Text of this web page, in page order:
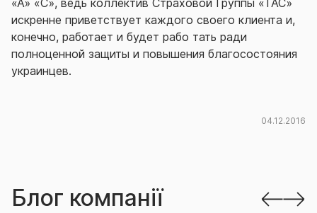
«А» «С», ведь коллектив Страховой Группы «ТАС»
искренне приветствует каждого своего клиента и,
конечно, работает и будет рабо тать ради
полноценной защиты и повышения благосостояния
украинцев.
04.12.2016
Блог компанії